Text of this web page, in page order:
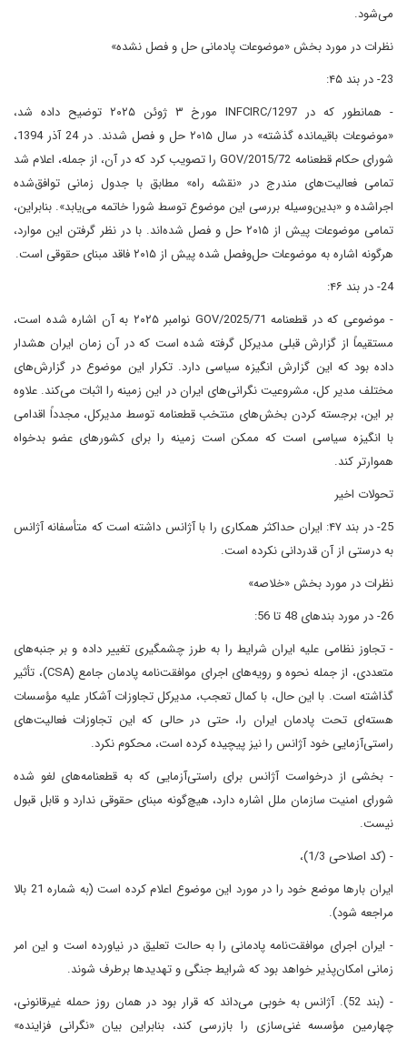
می‌شود.
نظرات در مورد بخش «موضوعات پادمانی حل و فصل نشده»
23- در بند ۴۵:
- همانطور که در INFCIRC/1297 مورخ ۳ ژوئن ۲۰۲۵ توضیح داده شد،
«موضوعات باقیمانده گذشته» در سال ۲۰۱۵ حل و فصل شدند. در 24 آذر 1394،
شورای حکام قطعنامه GOV/2015/72 را تصویب کرد که در آن، از جمله، اعلام شد
تمامی فعالیت‌های مندرج در «نقشه راه» مطابق با جدول زمانی توافق‌شده
اجراشده و «بدین‌وسیله بررسی این موضوع توسط شورا خاتمه می‌یابد». بنابراین،
تمامی موضوعات پیش از ۲۰۱۵ حل و فصل شده‌اند. با در نظر گرفتن این موارد،
هرگونه اشاره به موضوعات حل‌وفصل‌ شده‌ پیش از ۲۰۱۵ فاقد مبنای حقوقی است.
24- در بند ۴۶:
- موضوعی که در قطعنامه GOV/2025/71 نوامبر ۲۰۲۵ به آن اشاره شده است،
مستقیماً از گزارش قبلی مدیرکل گرفته شده است که در آن زمان ایران هشدار
داده بود که این گزارش انگیزه سیاسی دارد. تکرار این موضوع در گزارش‌های
مختلف مدیر کل، مشروعیت نگرانی‌های ایران در این زمینه را اثبات می‌کند. علاوه
بر این، برجسته کردن بخش‌های منتخب قطعنامه توسط مدیرکل، مجدداً اقدامی
با انگیزه سیاسی است که ممکن است زمینه را برای کشورهای عضو بدخواه
هموارتر کند.
تحولات اخیر
25- در بند ۴۷: ایران حداکثر همکاری را با آژانس داشته است که متأسفانه آژانس
به درستی از آن قدردانی نکرده است.
نظرات در مورد بخش «خلاصه»
26- در مورد بندهای 48 تا 56:
- تجاوز نظامی علیه ایران شرایط را به طرز چشمگیری تغییر داده و بر جنبه‌های
متعددی، از جمله نحوه و رویه‌های اجرای موافقت‌نامه پادمان جامع (CSA)، تأثیر
گذاشته است. با این حال، با کمال تعجب، مدیرکل تجاوزات آشکار علیه مؤسسات
هسته‌ای تحت پادمان ایران را، حتی در حالی که این تجاوزات فعالیت‌های
راستی‌آزمایی خود آژانس را نیز پیچیده کرده است، محکوم نکرد.
- بخشی از درخواست آژانس برای راستی‌آزمایی که به قطعنامه‌های لغو شده
شورای امنیت سازمان ملل اشاره دارد، هیچ‌گونه مبنای حقوقی ندارد و قابل قبول
نیست.
- (کد اصلاحی 1/3)،
ایران بارها موضع خود را در مورد این موضوع اعلام کرده است (به شماره 21 بالا
مراجعه شود).
- ایران اجرای موافقت‌نامه پادمانی را به حالت تعلیق در نیاورده است و این امر
زمانی امکان‌پذیر خواهد بود که شرایط جنگی و تهدیدها برطرف شوند.
- (بند 52). آژانس به خوبی می‌داند که قرار بود در همان روز حمله غیرقانونی،
چهارمین مؤسسه غنی‌سازی را بازرسی کند، بنابراین بیان «نگرانی فزاینده»